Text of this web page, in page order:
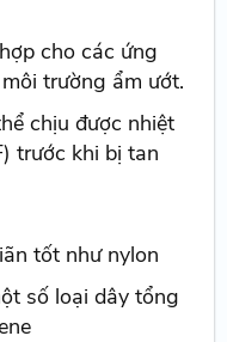
cho các ứng
trường ẩm ướt.
chịu được nhiệt
trước khi bị tan
tốt như nylon
số loại dây tổng